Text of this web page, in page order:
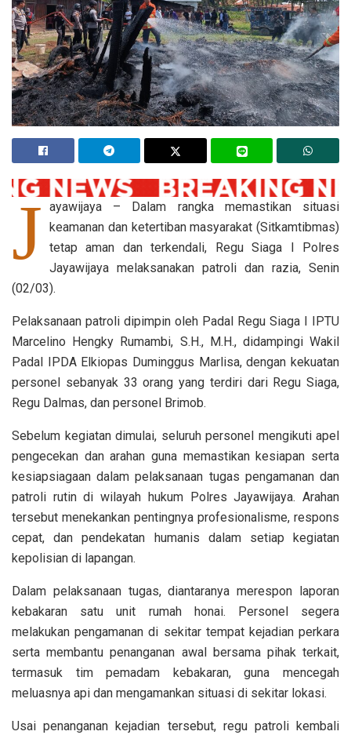
J ayawijaya – Dalam rangka memastikan situasi
keamanan dan ketertiban masyarakat (Sitkamtibmas)
tetap aman dan terkendali, Regu Siaga I Polres
Jayawijaya melaksanakan patroli dan razia, Senin
(02/03).
Pelaksanaan patroli dipimpin oleh Padal Regu Siaga I IPTU
Marcelino Hengky Rumambi, S.H., M.H., didampingi Wakil
Padal IPDA Elkiopas Duminggus Marlisa, dengan kekuatan
personel sebanyak 33 orang yang terdiri dari Regu Siaga,
Regu Dalmas, dan personel Brimob.
Sebelum kegiatan dimulai, seluruh personel mengikuti apel
pengecekan dan arahan guna memastikan kesiapan serta
kesiapsiagaan dalam pelaksanaan tugas pengamanan dan
patroli rutin di wilayah hukum Polres Jayawijaya. Arahan
tersebut menekankan pentingnya profesionalisme, respons
cepat, dan pendekatan humanis dalam setiap kegiatan
kepolisian di lapangan.
Dalam pelaksanaan tugas, diantaranya merespon laporan
kebakaran satu unit rumah honai. Personel segera
melakukan pengamanan di sekitar tempat kejadian perkara
serta membantu penanganan awal bersama pihak terkait,
termasuk tim pemadam kebakaran, guna mencegah
meluasnya api dan mengamankan situasi di sekitar lokasi.
Usai penanganan kejadian tersebut, regu patroli kembali